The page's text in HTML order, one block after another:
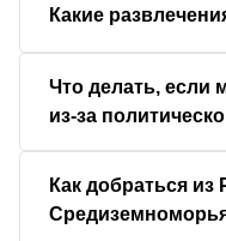
Какие
Что делать, если
из-за
Как добраться